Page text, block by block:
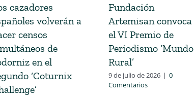
cazadores
volverán a
censos
de
en el
‘Coturnix
Fundación
Artemisan convoca
el VI Premio de
Periodismo ‘Mundo
Rural’
9 de julio de 2026 | 0
Comentarios